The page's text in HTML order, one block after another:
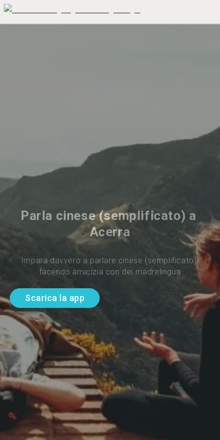
Parla cinese (semplificato) a
Acerra
Impara davvero a parlare cinese (semplificato)
facendo amicizia con dei madrelingua
Scarica la app